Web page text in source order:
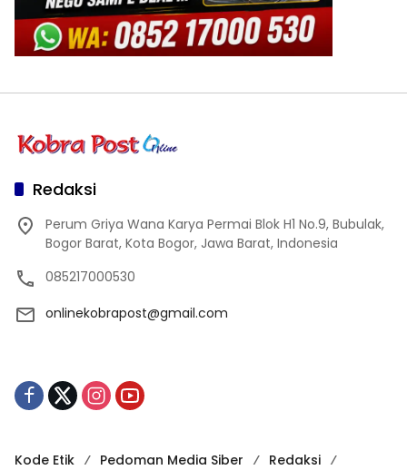
Redaksi
Perum Griya Wana Karya Permai Blok H1 No.9, Bubulak,
Bogor Barat, Kota Bogor, Jawa Barat, Indonesia
085217000530
onlinekobrapost@gmail.com
Kode Etik Pedoman Media Siber Redaksi